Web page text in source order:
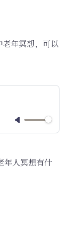
年冥想，可以
年人冥想有什